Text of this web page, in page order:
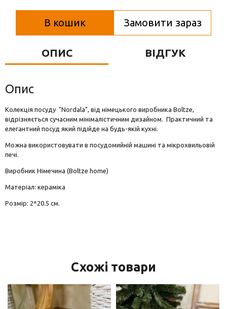
Фігурки та статуетки
В кошик Замовити зараз
ОПИС ВІДГУК
Опис
Колекція посуду "Nordala", від німецького виробника Boltze,
відрізняється сучасним мінімалістичним дизайном. Практичний та
елегантний посуд який підійде на будь-якій кухні.
Можна використовувати в посудомийній машині та мікрохвильовій
печі.
Виробник Німечина (Boltze home)
Матеріал: кераміка
Розмір: 2*20.5 см.
Схожі товари